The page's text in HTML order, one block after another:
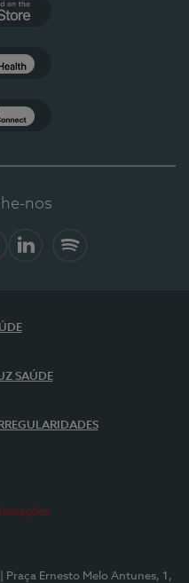
nos
SAÚDE
| Praça Ernesto Melo Antunes, 1,